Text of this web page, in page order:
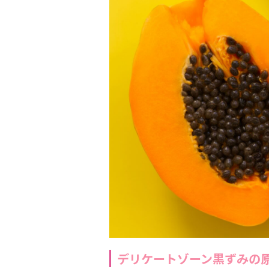
デリケートゾーン黒ずみの